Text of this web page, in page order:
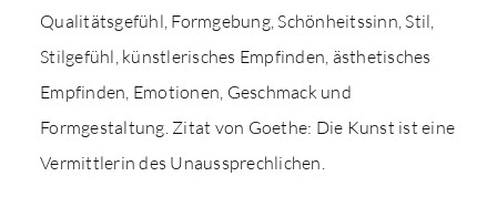
Qualitätsgefühl, Formgebung, Schönheitssinn, Stil,
Stilgefühl, künstlerisches Empfinden, ästhetisches
Empfinden, Emotionen, Geschmack und
Formgestaltung. Zitat von Goethe: Die Kunst ist eine
Vermittlerin des Unaussprechlichen­.